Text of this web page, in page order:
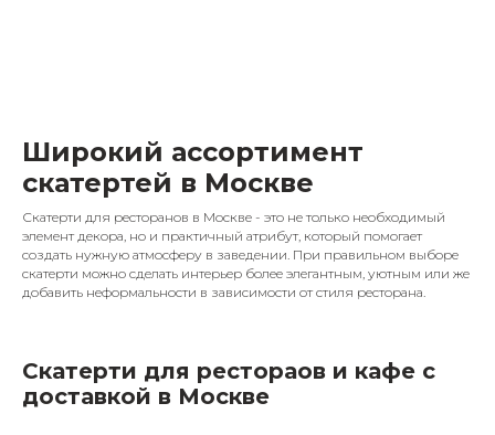
Широкий ассортимент
скатертей в Москве
Скатерти для ресторанов в Москве - это не только необходимый
элемент декора, но и практичный атрибут, который помогает
создать нужную атмосферу в заведении. При правильном выборе
скатерти можно сделать интерьер более элегантным, уютным или же
добавить неформальности в зависимости от стиля ресторана.
Скатерти для рестораов и кафе с
доставкой в Москве